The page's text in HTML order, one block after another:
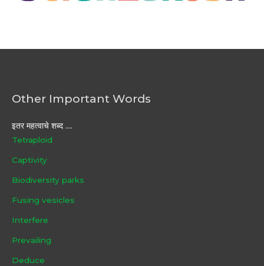
Other Important Words
इतर महत्वाचे शब्द ....
Tetraploid
Captivity
Biodiversity parks
Fusing vesicles
Interfere
Prevailing
Deduce